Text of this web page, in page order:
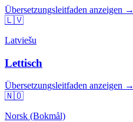
Übersetzungsleitfaden anzeigen →
🇱🇻
Latviešu
Lettisch
Übersetzungsleitfaden anzeigen →
🇳🇴
Norsk (Bokmål)